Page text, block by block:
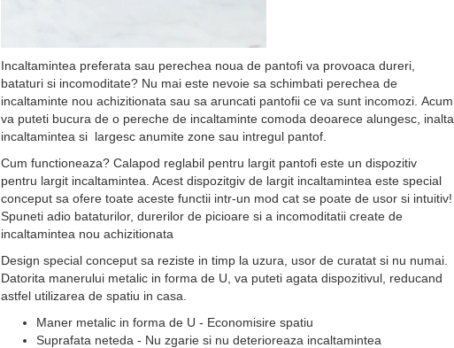
Incaltamintea preferata sau perechea noua de pantofi va provoaca dureri,
bataturi si incomoditate? Nu mai este nevoie sa schimbati perechea de
incaltaminte nou achizitionata sau sa aruncati pantofii ce va sunt incomozi. Acum
va puteti bucura de o pereche de incaltaminte comoda deoarece alungesc, inalta
incaltamintea si largesc anumite zone sau intregul pantof.
Cum functioneaza? Calapod reglabil pentru largit pantofi este un dispozitiv
pentru largit incaltamintea. Acest dispozitgiv de largit incaltamintea este special
conceput sa ofere toate aceste functii intr-un mod cat se poate de usor si intuitiv!
Spuneti adio bataturilor, durerilor de picioare si a incomoditatii create de
incaltamintea nou achizitionata
Design special conceput sa reziste in timp la uzura, usor de curatat si nu numai.
Datorita manerului metalic in forma de U, va puteti agata dispozitivul, reducand
astfel utilizarea de spatiu in casa.
Maner metalic in forma de U - Economisire spatiu
Suprafata neteda - Nu zgarie si nu deterioreaza incaltamintea